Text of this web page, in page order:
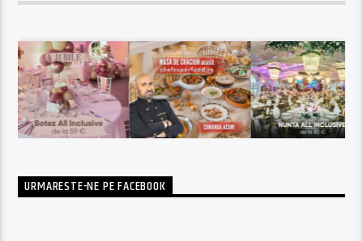
URMARESTE-NE PE FACEBOOK